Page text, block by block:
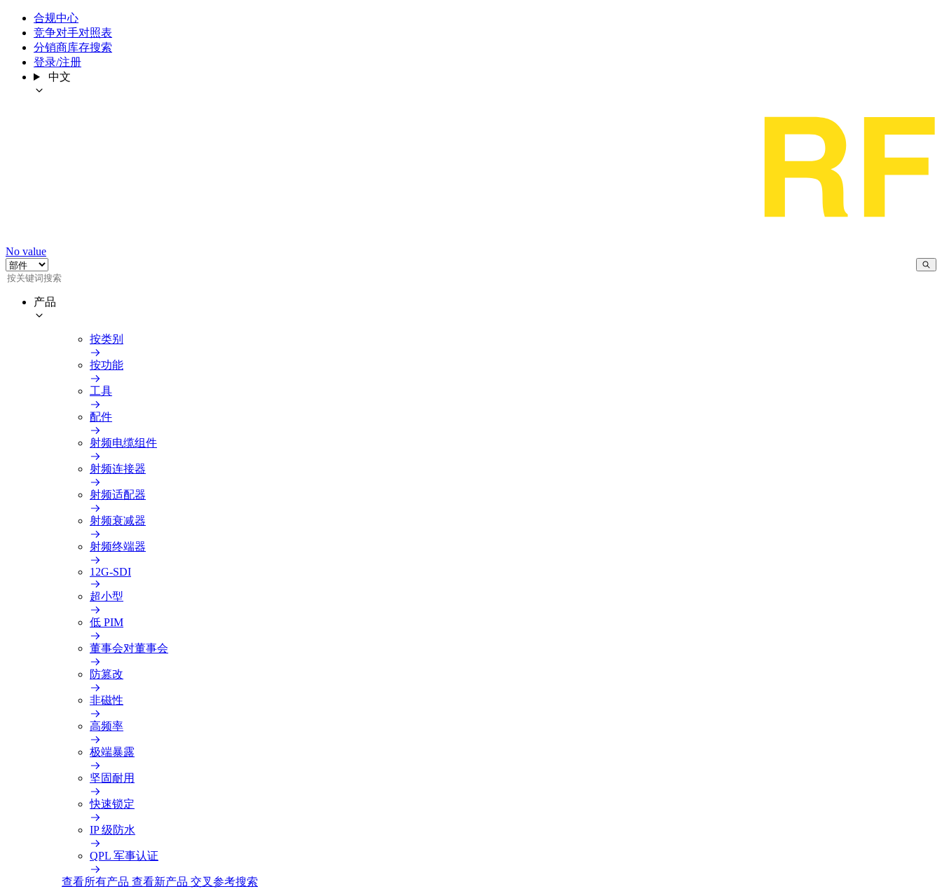
合规中心
竞争对手对照表
分销商库存搜索
登录/注册
中文
No value
产品
按类别
按功能
工具
配件
射频电缆组件
射频连接器
射频适配器
射频衰减器
射频终端器
12G-SDI
超小型
低 PIM
董事会对董事会
防篡改
非磁性
高频率
极端暴露
坚固耐用
快速锁定
IP 级防水
QPL 军事认证
查看所有产品 查看新产品 交叉参考搜索